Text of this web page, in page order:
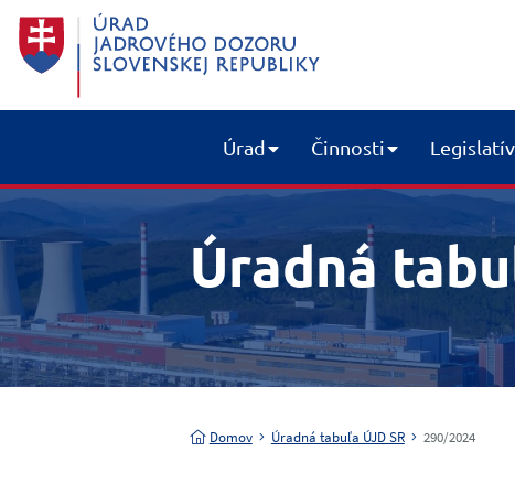
Úrad Činnosti
Úradná
Domov Úradná tabuľa ÚJD SR 290/2024